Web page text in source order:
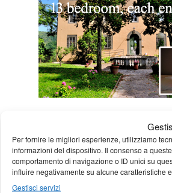
Per fornire le migliori esperienze, utilizziamo
informazioni del dispositivo. Il consenso a
comportamento di navigazione o ID unici su
influire negativamente su alcune caratteristiche
Gestisci servizi